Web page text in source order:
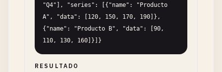
"Q4"], "series": [{"name": "Producto
A", "data": [120, 150, 170, 190]},
{"name": "Producto B", "data": [90,
110, 130, 160]}]}
RESULTADO